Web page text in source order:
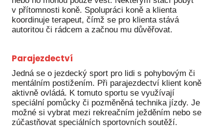
v přítomnosti koně. Spolupráci koně a klienta
koordinuje terapeut, čímž se pro klienta stává
autoritou či rádcem a začnou mu důvěřovat.
Parajezdectví
Jedná se o jezdecký sport pro lidi s pohybovým či
mentálním postižením. Při parajezdectví klient koně
aktivně ovládá. K tomuto sportu se využívají
speciální pomůcky či pozměněná technika jízdy. Je
možné si vybrat mezi rekreačním ježděním nebo se
zúčastňovat speciálních sportovních soutěží.